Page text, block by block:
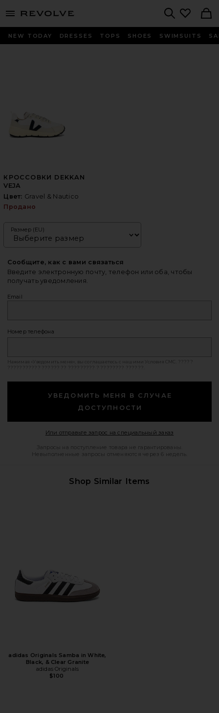
menu - shows more content
NEW TODAY DRESSES TOPS SHOES SWIMSUITS
КРОССОВКИ DEKKAN
VEJA
Цвет: Gravel & Nautico
Продано
Размер (EU)
Сообщите, как с вами связаться
Введите электронную почту, телефон или оба, чтобы
получать уведомления.
Email
Номер телефона
Нажимая «Уведомить меня», вы соглашаетесь с нашими Условия СМС
УВЕДОМИТЬ МЕНЯ В СЛУЧАЕ
ДОСТУПНОСТИ
Или отправьте запрос на специальный заказ
Запросы на поступление товара не гарантированы.
Невыполненные запросы отменяются через 6 недель.
Shop Similar Items
adidas Originals Samba in White,
Black, & Clear Granite
adidas Originals
$100